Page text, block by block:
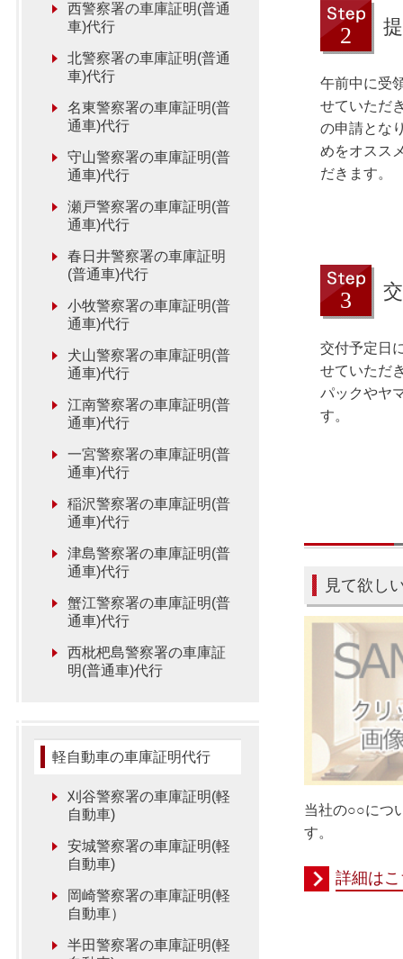
午前中に受
せていただ
の申請とな
めをオスス
だきます。
交付予定日
せていただ
パックやヤ
す。
見て欲し
当社の○○につ
す。
詳細は
西警察署の車庫証明(普通
車)代行
北警察署の車庫証明(普通
車)代行
名東警察署の車庫証明(普
通車)代行
守山警察署の車庫証明(普
通車)代行
瀬戸警察署の車庫証明(普
通車)代行
春日井警察署の車庫証明
(普通車)代行
小牧警察署の車庫証明(普
通車)代行
犬山警察署の車庫証明(普
通車)代行
江南警察署の車庫証明(普
通車)代行
一宮警察署の車庫証明(普
通車)代行
稲沢警察署の車庫証明(普
通車)代行
津島警察署の車庫証明(普
通車)代行
蟹江警察署の車庫証明(普
通車)代行
西枇杷島警察署の車庫証
明(普通車)代行
軽自動車の車庫証明代行
刈谷警察署の車庫証明(軽
自動車)
安城警察署の車庫証明(軽
自動車)
岡崎警察署の車庫証明(軽
自動車）
半田警察署の車庫証明(軽